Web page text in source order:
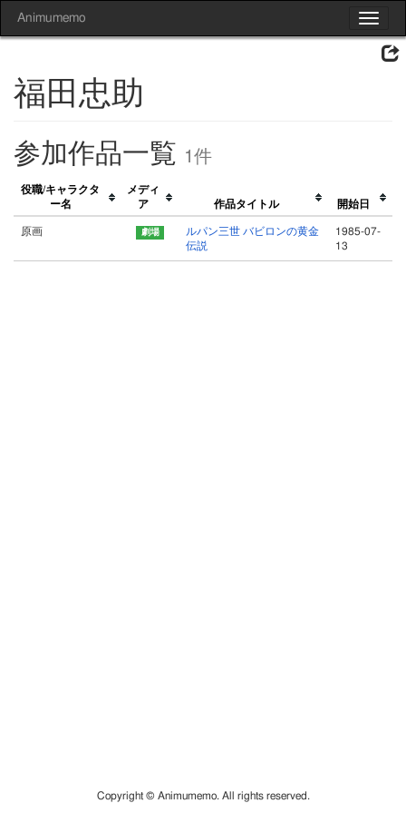
Toggle
Animumemo
福田忠助
参加作品一覧 1件
役職/キャラクタ
ー名
メディ
ア
作品タイトル 開始日
原画
ルパン三世 バビロンの黄金
伝説
1985-07-
13
Copyright © Animumemo. All rights reserved.